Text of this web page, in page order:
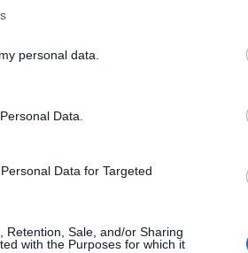
personal data.
Data.
Data for Targeted
Retention, Sale, and/or Sharing
with the Purposes for which it
vez, a Codeína é um
quando misturado com
Drunk’.
pouco por todo o
a PSP.
nacional “de
destes
flagrante delito,